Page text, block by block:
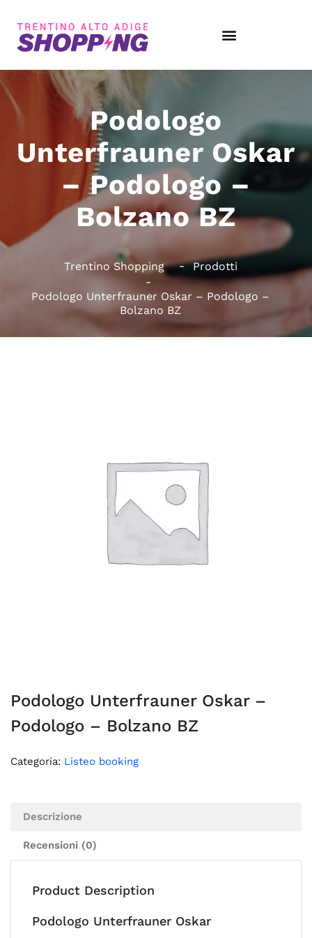
Podologo
Unterfrauner Oskar
– Podologo –
Bolzano BZ
Trentino Shopping Prodotti
Podologo Unterfrauner Oskar – Podologo –
Bolzano BZ
Podologo Unterfrauner Oskar –
Podologo – Bolzano BZ
Categoria: Listeo booking
Descrizione
Recensioni (0)
Product Description
Podologo Unterfrauner Oskar